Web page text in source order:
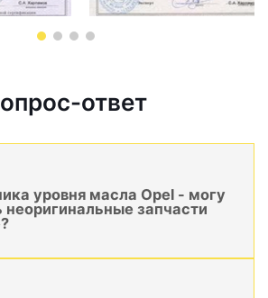
ответ
уровня масла Opel - могу
неоригинальные запчасти